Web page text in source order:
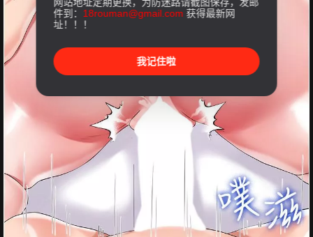
件到： 18rouman@gmail.com 获得最新网
址！！！
我记住啦